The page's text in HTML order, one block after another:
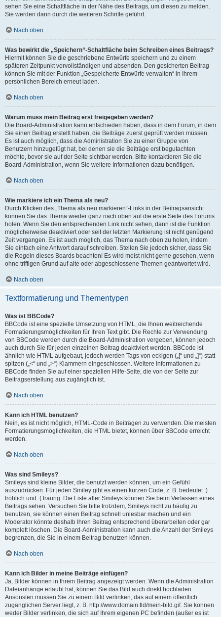
sehen Sie eine Schaltfläche in der Nähe des Beitrags, um diesen zu melden.
Sie werden dann durch die weiteren Schritte geführt.
Nach oben
Was bewirkt die „Speichern“-Schaltfläche beim Schreiben eines Beitrags?
Hiermit können Sie die geschriebene Entwürfe speichern und zu einem
späteren Zeitpunkt vervollständigen und absenden. Den gesicherten Beitrag
können Sie mit der Funktion „Gespeicherte Entwürfe verwalten“ in Ihrem
persönlichen Bereich erneut laden.
Nach oben
Warum muss mein Beitrag erst freigegeben werden?
Die Board-Administration kann entschieden haben, dass in dem Forum, in dem
Sie einen Beitrag erstellt haben, die Beiträge zuerst geprüft werden müssen.
Es ist auch möglich, dass die Administration Sie zu einer Gruppe von
Benutzern hinzugefügt hat, bei denen sie die Beiträge erst begutachten
möchte, bevor sie auf der Seite sichtbar werden. Bitte kontaktieren Sie die
Board-Administration, wenn Sie weitere Informationen dazu benötigen.
Nach oben
Wie markiere ich ein Thema als neu?
Durch Klicken des „Thema als neu markieren“-Links in der Beitragsansicht
können Sie das Thema wieder ganz nach oben auf die erste Seite des Forums
holen. Wenn Sie den entsprechenden Link nicht sehen, dann ist die Funktion
möglicherweise deaktiviert oder seit der letzten Markierung ist nicht genügend
Zeit vergangen. Es ist auch möglich, das Thema nach oben zu holen, indem
Sie einfach eine Antwort darauf schreiben. Stellen Sie jedoch sicher, dass Sie
die Regeln dieses Boards beachten! Es wird meist nicht gerne gesehen, wenn
ohne triftigen Grund auf alte oder abgeschlossene Themen geantwortet wird.
Nach oben
Textformatierung und Thementypen
Was ist BBCode?
BBCode ist eine spezielle Umsetzung von HTML, die Ihnen weitreichende
Formatierungsmöglichkeiten für Ihren Text gibt. Die Rechte zur Verwendung
von BBCode werden durch die Board-Administration vergeben, können jedoch
auch durch Sie für jeden einzelnen Beitrag deaktiviert werden. BBCode ist
ähnlich wie HTML aufgebaut, jedoch werden Tags von eckigen („[“ und „]“) statt
spitzen („<“ und „>“) Klammern eingeschlossen. Weitere Informationen zu
BBCode finden Sie auf einer speziellen Hilfe-Seite, die von der Seite zur
Beitragserstellung aus zugänglich ist.
Nach oben
Kann ich HTML benutzen?
Nein, es ist nicht möglich, HTML-Code in Beiträgen zu verwenden. Die meisten
Formatierungsmöglichkeiten, die HTML bietet, können über BBCode erreicht
werden.
Nach oben
Was sind Smileys?
Smileys sind kleine Bilder, die benutzt werden können, um ein Gefühl
auszudrücken. Für jeden Smiley gibt es einen kurzen Code, z. B. bedeutet :)
fröhlich und :( traurig. Die Liste aller Smileys können Sie beim Verfassen eines
Beitrags sehen. Versuchen Sie bitte trotzdem, Smileys nicht zu häufig zu
benutzen, sie können einen Beitrag schnell unlesbar machen und ein
Moderator könnte deshalb Ihren Beitrag entsprechend überarbeiten oder gar
komplett löschen. Die Board-Administration kann auch die Anzahl der Smileys
begrenzen, die Sie in einem Beitrag benutzen können.
Nach oben
Kann ich Bilder in meine Beiträge einfügen?
Ja, Bilder können in Ihrem Beitrag angezeigt werden. Wenn die Administration
Dateianhänge erlaubt hat, können Sie das Bild auch direkt hochladen.
Ansonsten müssen Sie zu einem Bild verlinken, das auf einem öffentlich
zugänglichen Server liegt, z. B. http://www.domain.tld/mein-bild.gif. Sie können
weder Bilder verlinken, die sich auf Ihrem eigenen PC befinden (außer es ist